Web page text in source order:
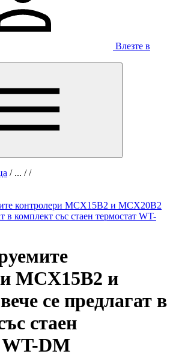
Влезте в
/... / /
контролери MCX15B2 и MCX20B2
в комплект със стаен термостат WT-
MCX15B2 и
се предлагат в
стаен
WT-DM